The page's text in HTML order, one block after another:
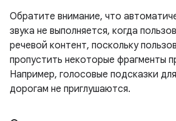
Обратите внимание, что
звука не выполняется, когда
речевой контент, поскольку
пропустить некоторые фрагменты
Например, голосовые подсказки
дорогам не приглушаются.